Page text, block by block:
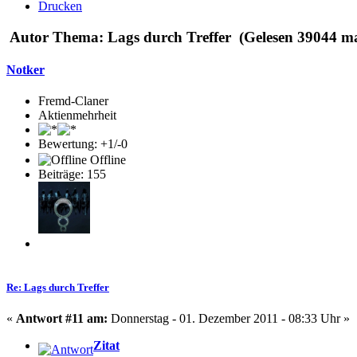
Drucken
Autor Thema: Lags durch Treffer (Gelesen 39044
Notker
Fremd-Claner
Aktienmehrheit
Bewertung: +1/-0
Offline
Beiträge: 155
Re: Lags durch Treffer
« Antwort #11 am: Donnerstag - 01. Dezember 2011 - 08:33 Uhr »
Zitat